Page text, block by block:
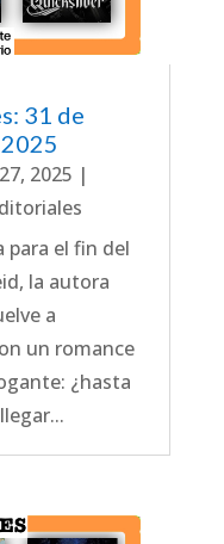
31 de
2025 |
el fin del
la autora
a
un romance
¿hasta